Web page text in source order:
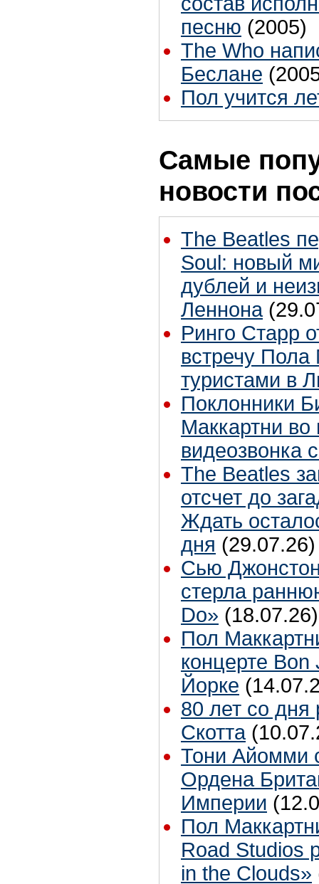
песню (2005)
The Who
Беслане
Пол учится
Самые
новости
The Beatles
Soul: новый
дублей и
Леннона
Ринго Старр
встречу Пола
туристами в
Поклонники
Маккартни во
видеозвонка
The Beatles
отсчет до
Ждать
дня (29.07.26)
Сью
стерла
Do» (18.07.26)
Пол
концерте
Йорке
80 лет со
Скотта
Тони Айомми
Ордена
Империи
Пол
Road Studios
in the Clouds»